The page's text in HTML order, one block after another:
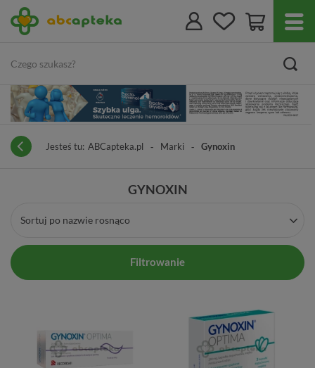
Jesteś tu: ABCapteka.pl Marki Gynoxin
GYNOXIN
Sortuj po nazwie rosnąco
Filtrowanie